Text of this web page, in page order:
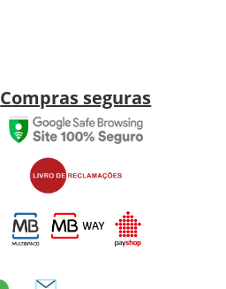
Compras seguras